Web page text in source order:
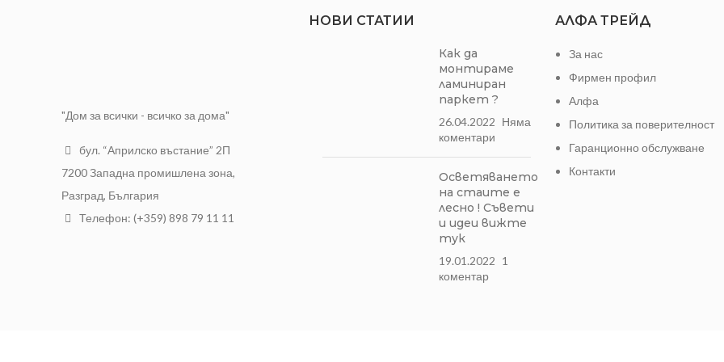
"Дом за всички - всичко за дома"
бул. “Априлско въстание” 2П
7200 Западна промишлена зона,
Разград, България
Телефон: (+359) 898 79 11 11
НОВИ СТАТИИ
Как да
монтираме
ламиниран
паркет ?
26.04.2022 Няма
коментари
Осветяването
на стаите е
лесно ! Съвети
и идеи вижте
тук
19.01.2022 1
коментар
АЛФА ТРЕЙД
За нас
Фирмен профил
Алфа
Политика за поверителност
Гаранционно обслужване
Контакти